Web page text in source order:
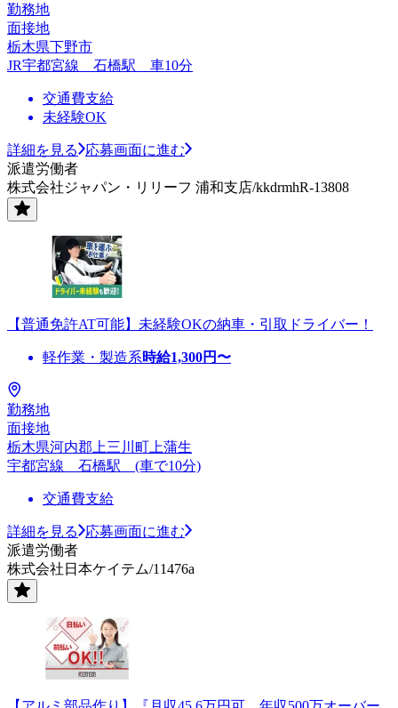
勤務地
面接地
栃木県下野市
JR宇都宮線 石橋駅 車10分
交通費支給
未経験OK
詳細を見る
応募画面に進む
派遣労働者
株式会社ジャパン・リリーフ 浦和支店/kkdrmhR-13808
【普通免許AT可能】未経験OKの納車・引取ドライバー！
軽作業・製造系時給1,300円〜
勤務地
面接地
栃木県河内郡上三川町上蒲生
宇都宮線 石橋駅 (車で10分)
交通費支給
詳細を見る
応募画面に進む
派遣労働者
株式会社日本ケイテム/11476a